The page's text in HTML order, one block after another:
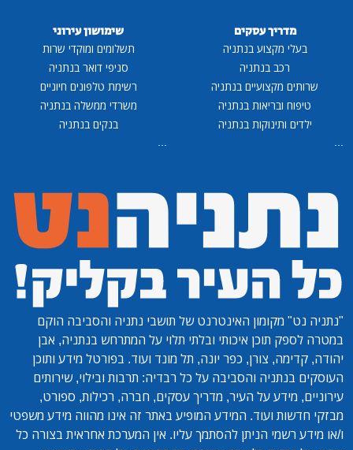
מדריך עסקים
בעלי מקצוע בנתניה
רכב בנתניה
שרותים מקצועיים בנתניה
טיפוח ובריאות בנתניה
ילדים ותינוקות בנתניה
...
שימושון עירוני
תשלומים ומוקדי שרות
סניפי דואר בנתניה
רשימת טלפונים חיוניים
משרדי ממשלה בנתניה
בנקים בנתניה
...
"נתניה נט" מקומון האינטרנט של תושבי נתניה והסביבה הוקם
במטרה לספק תוכן איכותי ובלתי תלוי על המתרחש בנתניה, אבן
יהודה, קדימה, צורן, כפר יונה, תל מונד ועוד. בפורטל מידע ותוכן
העוסקים בנתניה והסביבה על כל רבדיה: תרבות ובילוי, שירותים
עירוניים, מידע על העיר, מדריך עסקים, חברה, רכילות, ספורט,
מבזקי חדשות ועוד. המידע המופיע באתר זה אינו מהווה מידע משפטי
ו/או מידע רשמי הניתן להסתמך עליו. אין המערכת אחראית בצורה כל